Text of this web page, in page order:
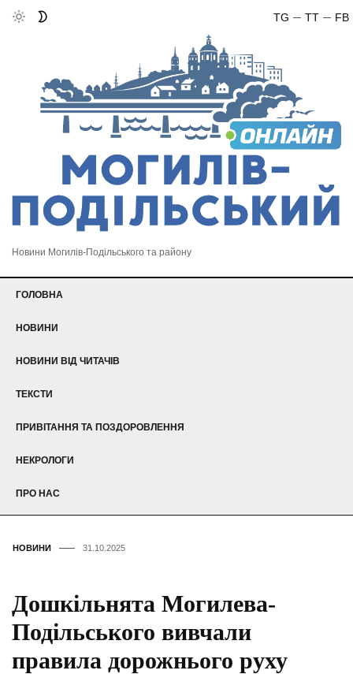
FB
TT
TG
Новини Могилів-Подільського та району
ГОЛОВНА
НОВИНИ
НОВИНИ ВІД ЧИТАЧІВ
ТЕКСТИ
ПРИВІТАННЯ ТА ПОЗДОРОВЛЕННЯ
НЕКРОЛОГИ
ПРО НАС
НОВИНИ 31.10.2025
Дошкільнята Могилева-
Подільського вивчали
правила дорожнього руху